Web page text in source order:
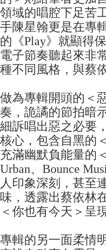
領域的唱腔下足苦
手陳星翰更是在專
的《Play》就顯得
電子節奏聽起來非
種不同風格，與蔡
做為專輯開頭的＜
奏，詭譎的節拍暗
細訴唱出惡之必要
核心，包含自黑的
充滿幽默負能量的
Urban、Bounce
人印象深刻，甚至
味，透露出蔡依林
＜你也有今天＞呈
專輯的另一面柔情